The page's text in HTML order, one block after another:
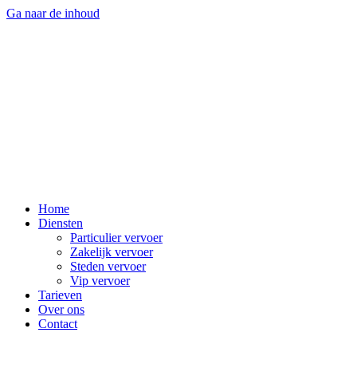
Ga naar de inhoud
Home
Diensten
Particulier vervoer
Zakelijk vervoer
Steden vervoer
Vip vervoer
Tarieven
Over ons
Contact